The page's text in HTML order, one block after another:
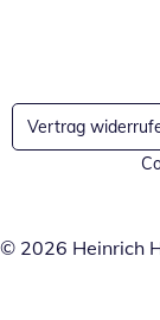
Vertrag
© 2026 Heinrich